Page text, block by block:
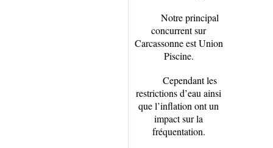
Notre principal
concurrent sur
Carcassonne est Union
Piscine.
Cependant les
restrictions d’eau ainsi
que l’inflation ont un
impact sur la
fréquentation.